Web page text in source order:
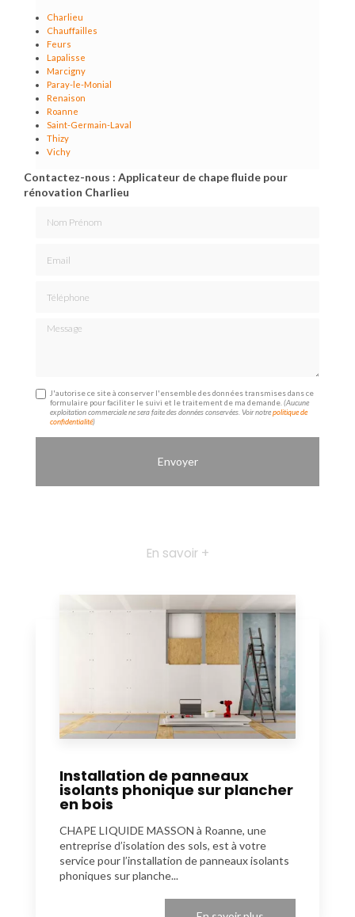
Charlieu
Chauffailles
Feurs
Lapalisse
Marcigny
Paray-le-Monial
Renaison
Roanne
Saint-Germain-Laval
Thizy
Vichy
Contactez-nous : Applicateur de chape fluide pour
rénovation Charlieu
Message
J'autorise ce site à conserver l'ensemble des données transmises dans ce
formulaire pour faciliter le suivi et le traitement de ma demande.(Aucune
exploitation commerciale ne sera faite des données conservées. Voir notrepolitique de
confidentialité)
En savoir +
Installation de panneaux
isolants phonique sur plancher
en bois
CHAPE LIQUIDE MASSON à Roanne, une
entreprise d’isolation des sols, est à votre
service pour l’installation de panneaux isolants
phoniques sur planche...